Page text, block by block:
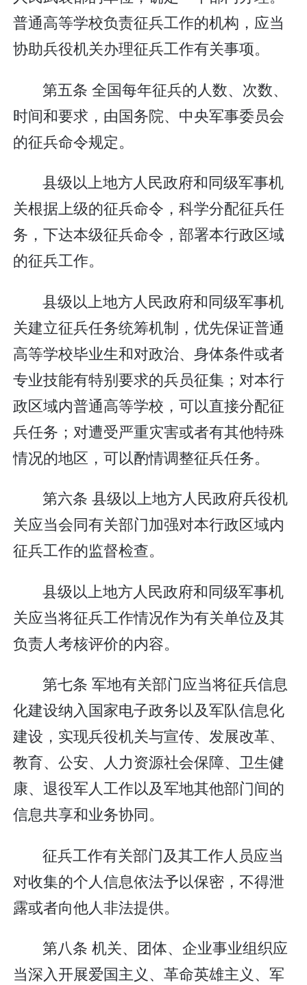
普通高等学校负责征兵工作的机构，应当
协助兵役机关办理征兵工作有关事项。
第五条 全国每年征兵的人数、次数、
时间和要求，由国务院、中央军事委员会
的征兵命令规定。
县级以上地方人民政府和同级军事机
关根据上级的征兵命令，科学分配征兵任
务，下达本级征兵命令，部署本行政区域
的征兵工作。
县级以上地方人民政府和同级军事机
关建立征兵任务统筹机制，优先保证普通
高等学校毕业生和对政治、身体条件或者
专业技能有特别要求的兵员征集；对本行
政区域内普通高等学校，可以直接分配征
兵任务；对遭受严重灾害或者有其他特殊
情况的地区，可以酌情调整征兵任务。
第六条 县级以上地方人民政府兵役机
关应当会同有关部门加强对本行政区域内
征兵工作的监督检查。
县级以上地方人民政府和同级军事机
关应当将征兵工作情况作为有关单位及其
负责人考核评价的内容。
第七条 军地有关部门应当将征兵信息
化建设纳入国家电子政务以及军队信息化
建设，实现兵役机关与宣传、发展改革、
教育、公安、人力资源社会保障、卫生健
康、退役军人工作以及军地其他部门间的
信息共享和业务协同。
征兵工作有关部门及其工作人员应当
对收集的个人信息依法予以保密，不得泄
露或者向他人非法提供。
第八条 机关、团体、企业事业组织应
当深入开展爱国主义、革命英雄主义、军